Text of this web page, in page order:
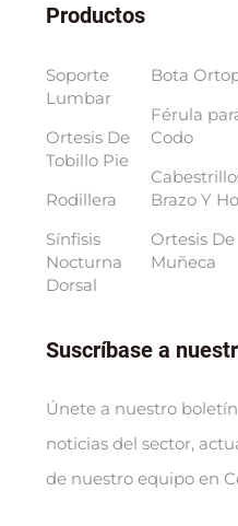
Productos
Soporte
Lumbar
Ortesis De
Tobillo Pie
Rodillera
Sínfisis
Nocturna
Dorsal
Bota
Férula
Codo
Brazo Y
Ortesis De
Muñeca
Suscríbase a
Únete a nuestro
noticias del sector,
de nuestro equipo en